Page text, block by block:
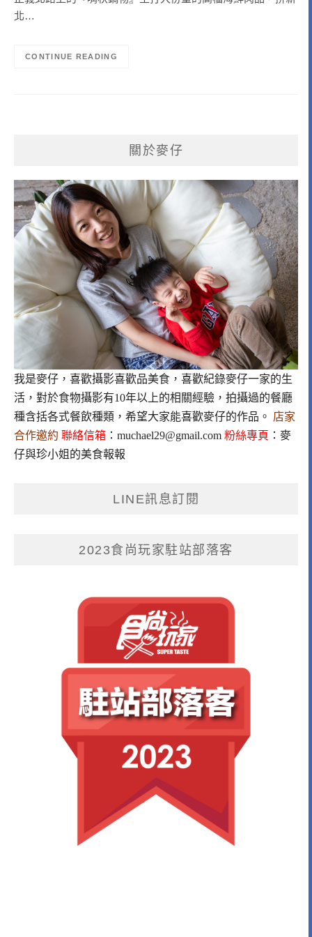
北…
CONTINUE READING
關於麥仔
我是麥仔，喜歡攝影喜歡品美食，喜歡紀錄麥仔一家的生
活，對於食物攝影有10年以上的相關經驗，拍攝過的餐廳
種含括各式餐飲種類，希望大家能喜歡麥仔的作品。 店家
合作邀約 聯絡信箱 ： muchael29@gmail.com 粉絲專頁 ： 麥
仔與珍小姐的美食報報
LINE訊息訂閱
2023食尚玩家駐站部落客